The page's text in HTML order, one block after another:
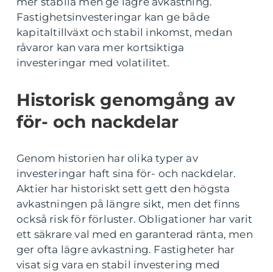
Fastighetsinvesteringar kan ge både
kapitaltillväxt och stabil inkomst, medan
råvaror kan vara mer kortsiktiga
investeringar med volatilitet.
Historisk genomgång av
för- och nackdelar
Genom historien har olika typer av
investeringar haft sina för- och nackdelar.
Aktier har historiskt sett gett den högsta
avkastningen på längre sikt, men det finns
också risk för förluster. Obligationer har varit
ett säkrare val med en garanterad ränta, men
ger ofta lägre avkastning. Fastigheter har
visat sig vara en stabil investering med